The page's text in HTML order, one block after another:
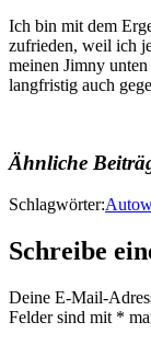
Ich bin mit dem
zufrieden, weil ich
meinen Jimny
langfristig auch
Ähnliche
Schlagwörter:
Schreibe
Deine E-Mail-
Felder sind mit *